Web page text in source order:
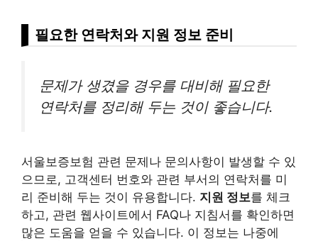
필요한 연락처와 지원 정보 준비
문제가 생겼을 경우를 대비해 필요한
연락처를 정리해 두는 것이 좋습니다.
서울보증보험 관련 문제나 문의사항이 발생할 수 있
으므로, 고객센터 번호와 관련 부서의 연락처를 미
리 준비해 두는 것이 유용합니다. 지원 정보를 체크
하고, 관련 웹사이트에서 FAQ나 지침서를 확인하면
많은 도움을 얻을 수 있습니다. 이 정보는 나중에